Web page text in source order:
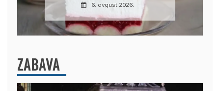
7. avgust 2026.
ZABAVA